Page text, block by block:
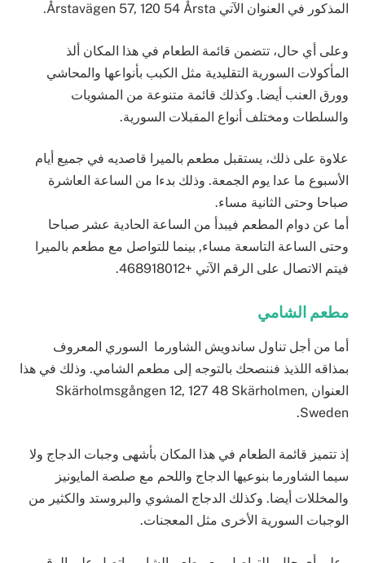
المذكور في العنوان اﻵتي Årstavägen 57, 120 54 Årsta.
وعلى أي حال، تتضمن قائمة الطعام في هذا المكان ألذ
المأكولات السورية التقليدية مثل الكبب بأنواعها والمحاشي
وورق العنب أيضا. وكذلك قائمة متنوعة من المشويات
والسلطات ومختلف أنواع المقبلات السورية.
علاوة على ذلك، يستقبل مطعم بالميرا قاصديه في جميع أيام
الأسبوع ما عدا يوم الجمعة. وذلك بدءا من الساعة العاشرة
صباحا وحتى الثانية مساء.
أما عن دوام المطعم فيبدأ من الساعة الحادية عشر صباحا
وحتى الساعة التاسعة مساء, بينما للتواصل مع مطعم بالميرا
فيتم الاتصال على الرقم اﻵتي +468918012.
مطعم الشامي
أما من أجل تناول ساندويش الشاورما السوري المعروف
بمذاقه اللذيذ فننصحك بالتوجه إلى مطعم الشامي. وذلك في هذا
العنوان Skärholmsgången 12, 127 48 Skärholmen,
Sweden
.
إذ تتميز قائمة الطعام في هذا المكان بأشهى وجبات الدجاج ولا
سيما الشاورما بنوعيها الدجاج واللحم مع صلصة المايونيز
والمخللات أيضا. وكذلك الدجاج المشوي والبروستد والكثير من
الوجبات السورية اﻷخرى مثل المعجنات.